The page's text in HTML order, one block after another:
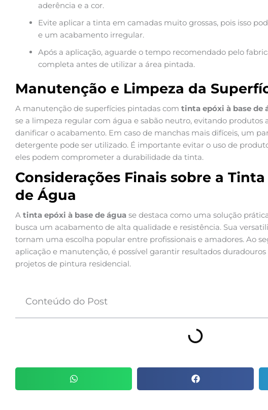
aderência e a cor.
Evite aplicar a tinta em camadas muito grossas, pois isso
e um acabamento irregular.
Após a aplicação, aguarde o tempo recomendado pelo
completa antes de utilizar a área pintada.
Manutenção e Limpeza da
A manutenção de superfícies pintadas com tinta epóxi à base de
se a limpeza regular com água e sabão neutro, evitando produtos
danificar o acabamento. Em caso de manchas mais difíceis, um
detergente pode ser utilizado. É importante evitar o uso de
eles podem comprometer a durabilidade da tinta.
Considerações Finais sobre a
de Água
A tinta epóxi à base de água se destaca como uma solução
busca um acabamento de alta qualidade e resistência. Sua
tornam uma escolha popular entre profissionais e amadores. Ao
aplicação e manutenção, é possível garantir resultados
projetos de pintura residencial.
Conteúdo do Post